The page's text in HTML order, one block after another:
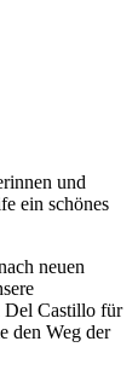
und
ein schönes
neuen
Del Castillo für
den Weg der